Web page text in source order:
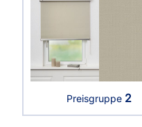
Preisgruppe 2